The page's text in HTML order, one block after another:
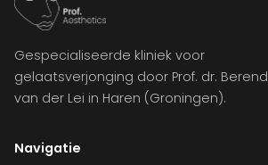
Gespecialiseerde kliniek voor
gelaatsverjonging door Prof. dr. Berend
van der Lei in Haren (Groningen).
Navigatie